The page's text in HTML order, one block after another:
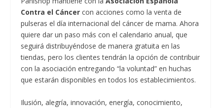
Contra el Cáncer con acciones como la venta de
pulseras el día internacional del cáncer de mama. Ahora
quiere dar un paso más con el calendario anual, que
seguirá distribuyéndose de manera gratuita en las
tiendas, pero los clientes tendrán la opción de contribuir
con la asociación entregando “la voluntad” en huchas
que estarán disponibles en todos los establecimientos.
Ilusión, alegría, innovación, energía, conocimiento,